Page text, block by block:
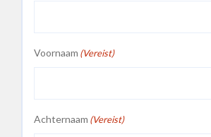
Voornaam (Vereist)
Achternaam (Vereist)